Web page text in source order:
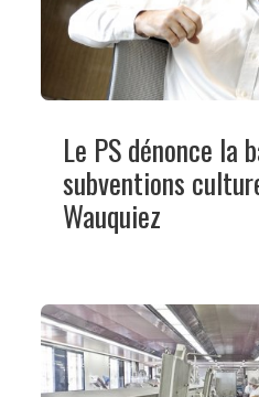
Le PS dénonce la
subventions
Wauquiez